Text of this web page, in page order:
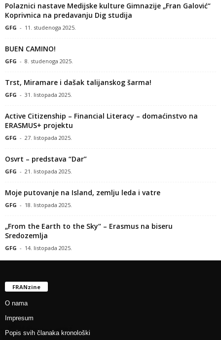
Polaznici nastave Medijske kulture Gimnazije „Fran Galović“
Koprivnica na predavanju Dig studija
GFG - 11. studenoga 2025.
BUEN CAMINO!
GFG - 8. studenoga 2025.
Trst, Miramare i dašak talijanskog šarma!
GFG - 31. listopada 2025.
Active Citizenship – Financial Literacy – domaćinstvo na
ERASMUS+ projektu
GFG - 27. listopada 2025.
Osvrt – predstava “Dar”
GFG - 21. listopada 2025.
Moje putovanje na Island, zemlju leda i vatre
GFG - 18. listopada 2025.
„From the Earth to the Sky“ – Erasmus na biseru
Sredozemlja
GFG - 14. listopada 2025.
FRANzine
O nama
Impresum
Popis svih članaka kronološki